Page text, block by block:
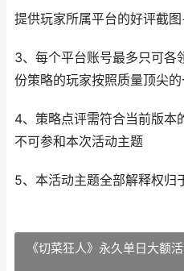
提供玩家所属平台的好评截
3、每个平台账号最多只可各
份策略的玩家按照质量顶尖
4、策略点评需符合当前版本
不可参和本次活动主题
5、本活动主题全部解释权归
《切菜狂人》永久单日大额